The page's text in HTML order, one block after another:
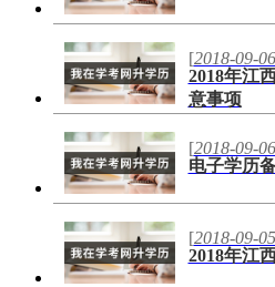
[2018-09-06
2018年江
意事项
[2018-09-06
电子学历
[2018-09-05
2018年江